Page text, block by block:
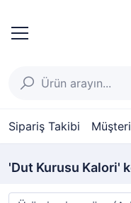
Sipariş Takibi
'Dut Kurusu Kalori'